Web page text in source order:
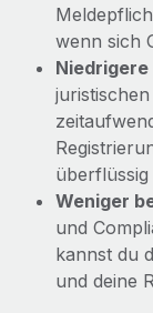
wenn sich
Niedrigere
überflüssig
Weniger
und
kannst du
und deine